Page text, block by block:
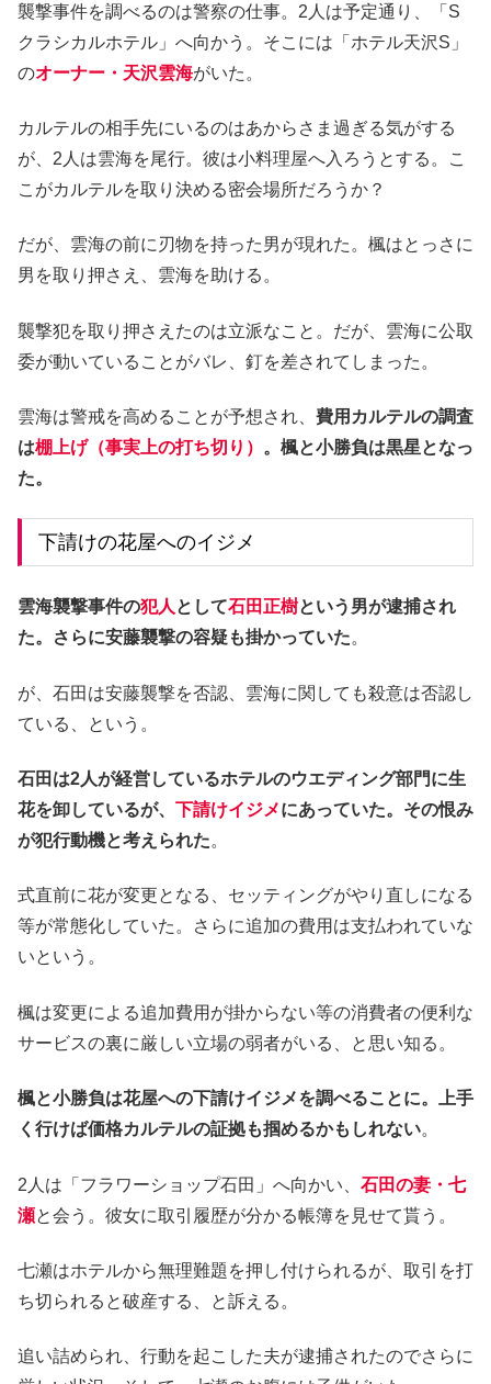
襲撃事件を調べるのは警察の仕事。2人は予定通り、「S
クラシカルホテル」へ向かう。そこには「ホテル天沢S」
のオーナー・天沢雲海がいた。
カルテルの相手先にいるのはあからさま過ぎる気がする
が、2人は雲海を尾行。彼は小料理屋へ入ろうとする。こ
こがカルテルを取り決める密会場所だろうか？
だが、雲海の前に刃物を持った男が現れた。楓はとっさに
男を取り押さえ、雲海を助ける。
襲撃犯を取り押さえたのは立派なこと。だが、雲海に公取
委が動いていることがバレ、釘を差されてしまった。
雲海は警戒を高めることが予想され、 費用カルテルの調査
は棚上げ（事実上の打ち切り） 。楓と小勝負は黒星となっ
た。
下請けの花屋へのイジメ
雲海襲撃事件の犯人 として石田正樹という男が逮捕され
た。さらに安藤襲撃の容疑も掛かっていた。
が、石田は安藤襲撃を否認、雲海に関しても殺意は否認し
ている、という。
石田は2人が経営しているホテルのウエディング部門に生
花を卸しているが、 下請けイジメにあっていた。その恨み
が犯行動機と考えられた。
式直前に花が変更となる、セッティングがやり直しになる
等が常態化していた。さらに追加の費用は支払われていな
いという。
楓は変更による追加費用が掛からない等の消費者の便利な
サービスの裏に厳しい立場の弱者がいる、と思い知る。
楓と小勝負は花屋への下請けイジメを調べることに。上手
く行けば価格カルテルの証拠も掴めるかもしれない。
2人は「フラワーショップ石田」へ向かい、 石田の妻・七
瀬と会う。彼女に取引履歴が分かる帳簿を見せて貰う。
七瀬はホテルから無理難題を押し付けられるが、取引を打
ち切られると破産する、と訴える。
追い詰められ、行動を起こした夫が逮捕されたのでさらに